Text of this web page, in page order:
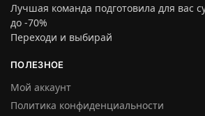
Лучшая команда подготовила для вас
до -70%
Переходи и выбирай
ПОЛЕЗНОЕ
Мой аккаунт
Политика конфиденциальности